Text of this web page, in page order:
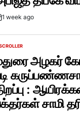
1 week ago
அழகர்
:
சாமி